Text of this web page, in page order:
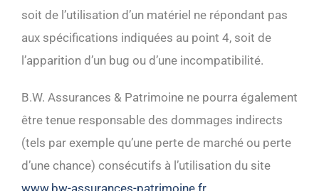
soit de l’utilisation d’un matériel ne répondant pas
aux spécifications indiquées au point 4, soit de
l’apparition d’un bug ou d’une incompatibilité.
B.W. Assurances & Patrimoine ne pourra également
être tenue responsable des dommages indirects
(tels par exemple qu’une perte de marché ou perte
d’une chance) consécutifs à l’utilisation du site
www.bw-assurances-patrimoine.fr.